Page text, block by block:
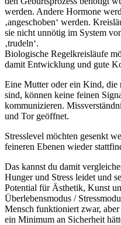
werden. Andere Hormone
‚angeschoben‘ werden.
sie nicht unnötig im System
‚trudeln‘.
Biologische Regelkreisläufe
damit Entwicklung und gute
Eine Mutter oder ein Kind, die
sind, können keine feinen
kommunizieren.
und Tor geöffnet.
Stresslevel möchten gesenkt
feineren Ebenen wieder
Das kannst du damit
Hunger und Stress leidet und
Potential für Ästhetik, Kunst
Überlebensmodus /
Mensch funktioniert zwar,
ein Minimum an Sicherheit